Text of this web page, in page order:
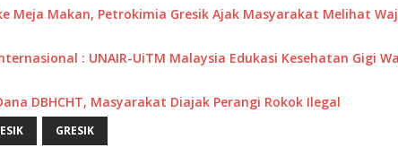
Meja Makan, Petrokimia Gresik Ajak Masyarakat Melihat
: UNAIR-UiTM Malaysia Edukasi Kesehatan Gigi
DBHCHT, Masyarakat Diajak Perangi Rokok Ilegal
GRESIK